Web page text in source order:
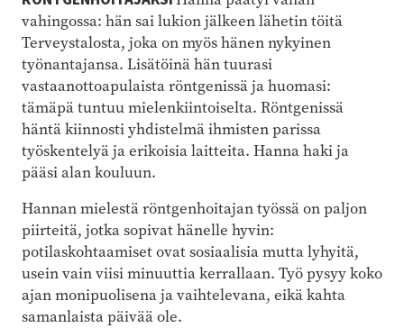
vahingossa: hän sai lukion jälkeen lähetin töitä
Terveystalosta, joka on myös hänen nykyinen
työnantajansa. Lisätöinä hän tuurasi
vastaanottoapulaista röntgenissä ja huomasi:
tämäpä tuntuu mielenkiintoiselta. Röntgenissä
häntä kiinnosti yhdistelmä ihmisten parissa
työskentelyä ja erikoisia laitteita. Hanna haki ja
pääsi alan kouluun.
Hannan mielestä röntgenhoitajan työssä on paljon
piirteitä, jotka sopivat hänelle hyvin:
potilaskohtaamiset ovat sosiaalisia mutta lyhyitä,
usein vain viisi minuuttia kerrallaan. Työ pysyy koko
ajan monipuolisena ja vaihtelevana, eikä kahta
samanlaista päivää ole.